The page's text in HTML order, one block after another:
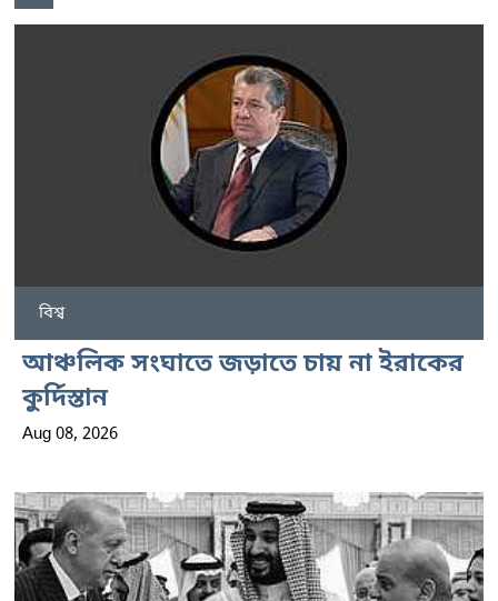
বিশ্ব
আঞ্চলিক সংঘাতে জড়াতে চায় না ইরাকের
কুর্দিস্তান
Aug 08, 2026